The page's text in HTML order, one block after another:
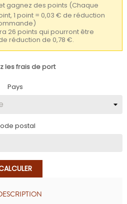
gagnez des points (Chaque
1 point = 0,03 € de réduction
26 points qui pourront être
réduction de 0,78 €.
les frais de port
Pays
postal